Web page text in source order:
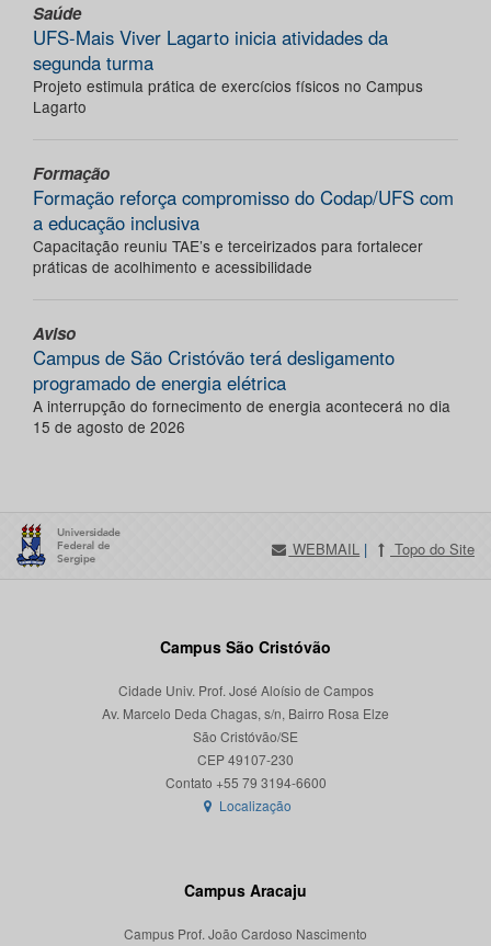
Saúde
UFS-Mais Viver Lagarto inicia atividades da
segunda turma
Projeto estimula prática de exercícios físicos no Campus
Lagarto
Formação
Formação reforça compromisso do Codap/UFS com
a educação inclusiva
Capacitação reuniu TAE’s e terceirizados para fortalecer
práticas de acolhimento e acessibilidade
Aviso
Campus de São Cristóvão terá desligamento
programado de energia elétrica
A interrupção do fornecimento de energia acontecerá no dia
15 de agosto de 2026
WEBMAIL | Topo do Site
Campus São Cristóvão
Cidade Univ. Prof. José Aloísio de Campos
Av. Marcelo Deda Chagas, s/n, Bairro Rosa Elze
São Cristóvão/SE
CEP 49107-230
Localização
Campus Aracaju
Campus Prof. João Cardoso Nascimento